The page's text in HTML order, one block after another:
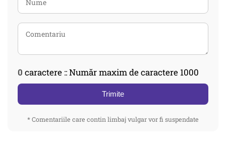
0 caractere :: Număr maxim de caractere 1000
Trimite
* Comentariile care contin limbaj vulgar vor fi suspendate